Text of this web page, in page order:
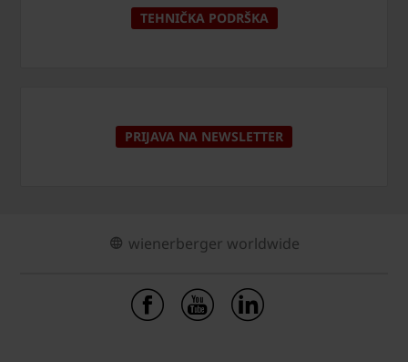
TEHNIČKA PODRŠKA
PRIJAVA NA NEWSLETTER
wienerberger worldwide